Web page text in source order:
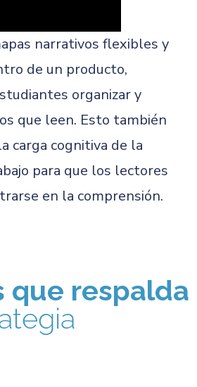
narrativos flexibles y
de un producto,
organizar y
que leen. Esto también
carga cognitiva de la
para que los lectores
en la comprensión.
que respalda